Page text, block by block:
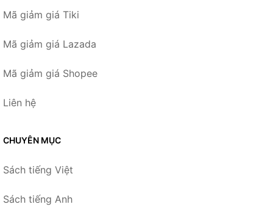
Mã giảm giá Tiki
Mã giảm giá Lazada
Mã giảm giá Shopee
Liên hệ
CHUYÊN MỤC
Sách tiếng Việt
Sách tiếng Anh